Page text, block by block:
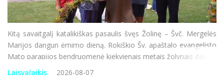
Kitą savaitgalį katalikiškas pasaulis švęs Žolinę – Švč. Mergelės
Marijos dangun ėmimo dieną. Rokiškio Šv. apaštalo evangelisto
Mato parapijos bendruomenė kiekvienais metais žolynais dabina
bažnyčią, o šventoriuje pina ilgą, žolynų bendrystės ju
Laisvalaikis 2026-08-07